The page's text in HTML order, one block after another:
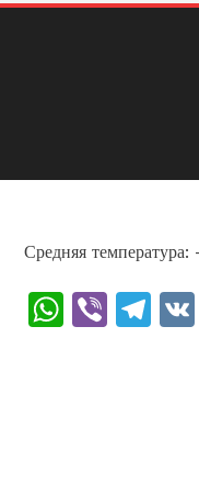
Средняя
Viber
Отправить